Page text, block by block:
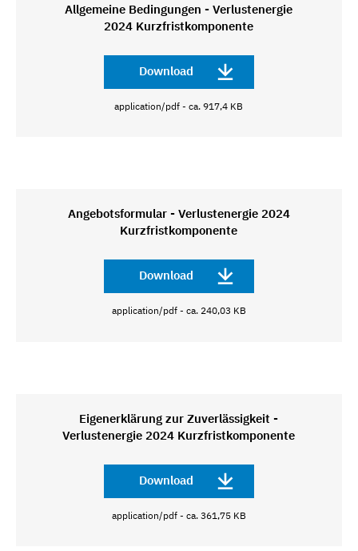
Allgemeine Bedingungen - Verlustenergie
2024 Kurzfristkomponente
Download
application/pdf - ca. 917,4 KB
Angebotsformular - Verlustenergie 2024
Kurzfristkomponente
Download
application/pdf - ca. 240,03 KB
Eigenerklärung zur Zuverlässigkeit -
Verlustenergie 2024 Kurzfristkomponente
Download
application/pdf - ca. 361,75 KB